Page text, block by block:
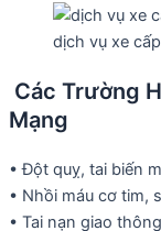
dịch vụ xe
Các Trường
Mạng
• Đột quỵ, tai biến
• Nhồi máu cơ tim,
• Tai nạn giao